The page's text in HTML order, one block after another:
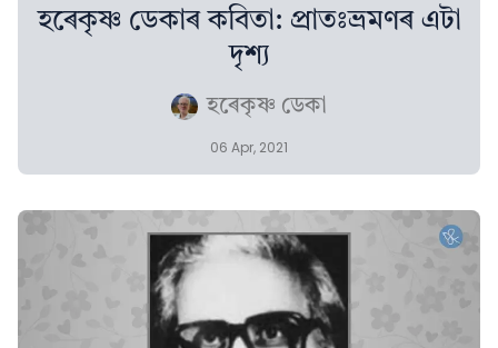
হৰেকৃষ্ণ ডেকাৰ কবিতা: প্ৰাতঃভ্ৰমণৰ এটা
দৃশ্য
হৰেকৃষ্ণ ডেকা
06 Apr, 2021